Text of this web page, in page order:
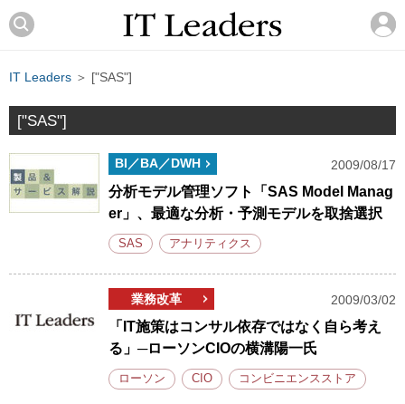
IT Leaders ＞ ["SAS"]
["SAS"]
BI／BA／DWH 2009/08/17
分析モデル管理ソフト「SAS Model Manag
er」、最適な分析・予測モデルを取捨選択
SAS アナリティクス
業務改革 2009/03/02
「IT施策はコンサル依存ではなく自ら考え
る」─ローソンCIOの横溝陽一氏
ローソン CIO コンビニエンスストア